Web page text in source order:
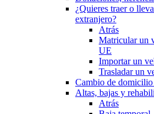
¿Quieres traer o
extranjero?
Atrás
Matricular un
UE
Importar un
Trasladar un
Cambio de domicilio
Altas, bajas y
Atrás